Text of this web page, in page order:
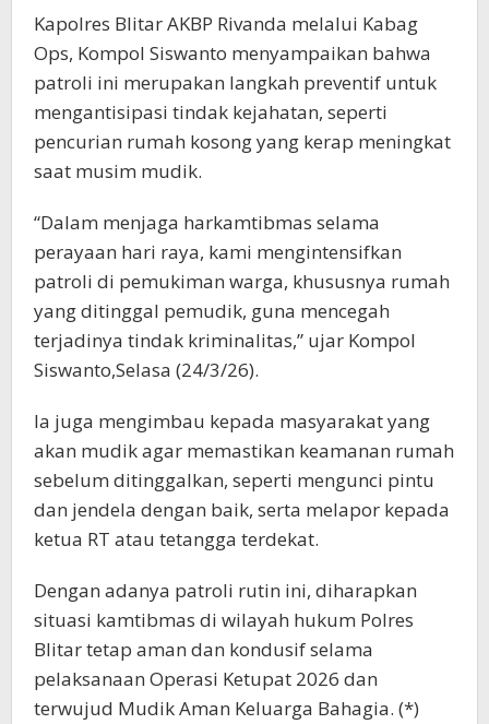
Kapolres Blitar AKBP Rivanda melalui Kabag
Ops, Kompol Siswanto menyampaikan bahwa
patroli ini merupakan langkah preventif untuk
mengantisipasi tindak kejahatan, seperti
pencurian rumah kosong yang kerap meningkat
saat musim mudik.
“Dalam menjaga harkamtibmas selama
perayaan hari raya, kami mengintensifkan
patroli di pemukiman warga, khususnya rumah
yang ditinggal pemudik, guna mencegah
terjadinya tindak kriminalitas,” ujar Kompol
Siswanto,Selasa (24/3/26).
Ia juga mengimbau kepada masyarakat yang
akan mudik agar memastikan keamanan rumah
sebelum ditinggalkan, seperti mengunci pintu
dan jendela dengan baik, serta melapor kepada
ketua RT atau tetangga terdekat.
Dengan adanya patroli rutin ini, diharapkan
situasi kamtibmas di wilayah hukum Polres
Blitar tetap aman dan kondusif selama
pelaksanaan Operasi Ketupat 2026 dan
terwujud Mudik Aman Keluarga Bahagia. (*)